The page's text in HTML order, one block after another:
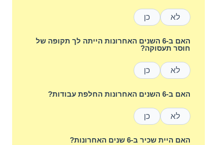
לא כן
האם ב-6 השנים האחרונות הייתה לך תקופה של
חוסר תעסוקה?
לא כן
האם ב-6 השנים האחרונות החלפת עבודות?
לא כן
האם היית שכיר ב-6 שנים האחרונות?